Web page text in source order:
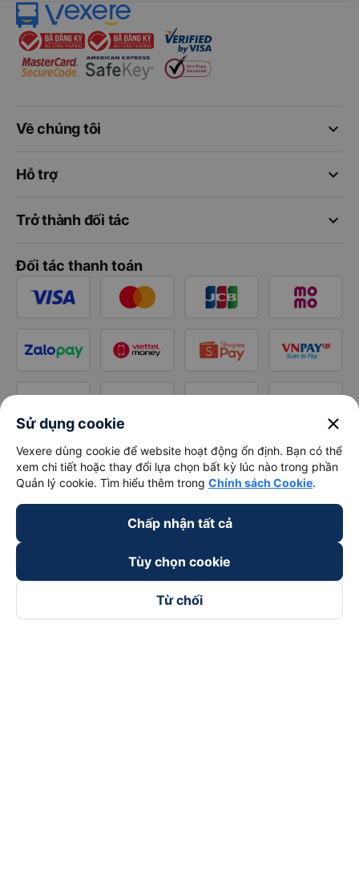
keyboard_arrow_down
Về chúng tôi
keyboard_arrow_down
Hỗ trợ
keyboard_arrow_down
Trở thành đối tác
Đối tác thanh toán
Sử dụng cookie close
Vexere dùng cookie để website hoạt động ổn định. Bạn có thể
xem chi tiết hoặc thay đổi lựa chọn bất kỳ lúc nào trong phần
Quản lý cookie. Tìm hiểu thêm trong Chính sách Cookie.
Chấp nhận tất cả
Tùy chọn cookie
Từ chối